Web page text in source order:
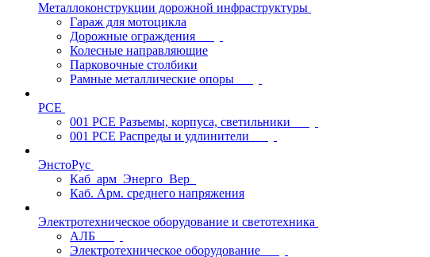
Металлоконструкции дорожной инфраструктуры
Гараж для мотоцикла
Дорожные ограждения
Колесные направляющие
Парковочные столбики
Рамные металлические опоры
PCE
001 PCE Разъемы, корпуса, светильники
001 PCE Распреды и удлинители
ЭнстоРус
Каб_арм_Энерго_Вер_
Каб. Арм. среднего напряжения
Электротехническое оборудование и светотехника
АЛБ
Электротехническое оборудование